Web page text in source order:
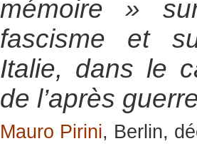
mémoire »
fascisme et
Italie, dans le
de l’après
Mauro Pirini, Berlin,